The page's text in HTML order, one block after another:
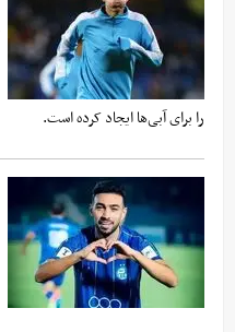
را برای آبی‌ها ایجاد کرده است.